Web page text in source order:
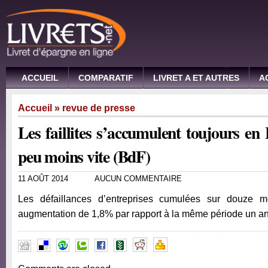
ACCUEIL COMPARATIF LIVRET A ET AUTRES
Accueil » revue de presse
Les faillites s’accumulent toujours
peu moins vite (BdF)
11 AOÛT 2014 AUCUN COMMENTAIRE
Les défaillances d’entreprises cumulées sur douze
augmentation de 1,8% par rapport à la même période un